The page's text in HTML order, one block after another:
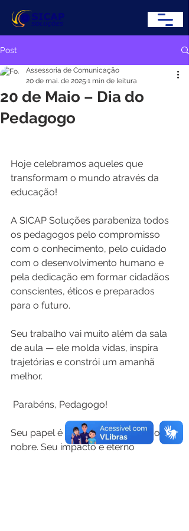
Post
20 de Maio – Dia do
Pedagogo
Assessoria de Comunicação
20 de mai. de 2025 1 min de leitura
Hoje celebramos aqueles que
transformam o mundo através da
educação!
A SICAP Soluções parabeniza todos
os pedagogos pelo compromisso
com o conhecimento, pelo cuidado
com o desenvolvimento humano e
pela dedicação em formar cidadãos
conscientes, éticos e preparados
para o futuro.
Seu trabalho vai muito além da sala
de aula — ele molda vidas, inspira
trajetórias e constrói um amanhã
melhor.
Parabéns, Pedagogo!
Seu papel é essencial. Sua missão é
nobre. Seu impacto é eterno